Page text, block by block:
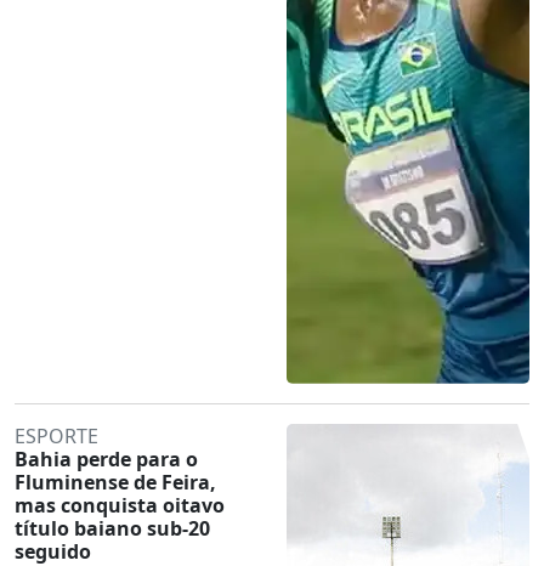
ESPORTE
Bahia perde para o
Fluminense de Feira,
mas conquista oitavo
título baiano sub-20
seguido